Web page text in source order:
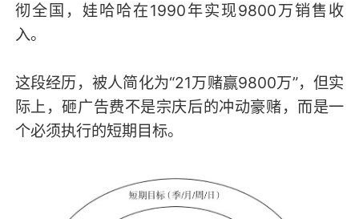
彻全国，娃哈哈在1990年实现9800万销售收
入。
这段经历，被人简化为“21万赌赢9800万”，但实
际上，砸广告费不是宗庆后的冲动豪赌，而是一
个必须执行的短期目标。